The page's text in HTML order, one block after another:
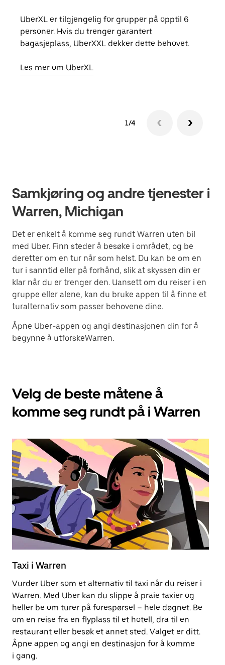
UberXL er tilgjengelig for grupper på opptil 6
personer. Hvis du trenger garantert
bagasjeplass, UberXXL dekker dette behovet.
Les mer om UberXL
1/4
Samkjøring og andre tjenester i
Warren, Michigan
Det er enkelt å komme seg rundt Warren uten bil
med Uber. Finn steder å besøke i området, og be
deretter om en tur når som helst. Du kan be om en
tur i sanntid eller på forhånd, slik at skyssen din er
klar når du er trenger den. Uansett om du reiser i en
gruppe eller alene, kan du bruke appen til å finne et
turalternativ som passer behovene dine.
Åpne Uber-appen og angi destinasjonen din for å
begynne å utforskeWarren.
Velg de beste måtene å
komme seg rundt på i Warren
Taxi i Warren
Vurder Uber som et alternativ til taxi når du reiser i
Warren. Med Uber kan du slippe å praie taxier og
heller be om turer på forespørsel – hele døgnet. Be
om en reise fra en flyplass til et hotell, dra til en
restaurant eller besøk et annet sted. Valget er ditt.
Åpne appen og angi en destinasjon for å komme
i gang.